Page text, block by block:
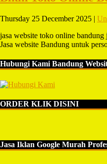
Thursday 25 December 2025 |
jasa website toko online bandung
Jasa website Bandung untuk
Hubungi Kami Bandung
ORDER KLIK DISINI
Jasa Iklan Google Murah